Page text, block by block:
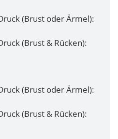
(Brust oder Ärmel):
(Brust & Rücken):
(Brust oder Ärmel):
(Brust & Rücken):